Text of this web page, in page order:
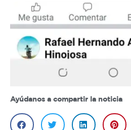
Ayúdanos a compartir la noticia